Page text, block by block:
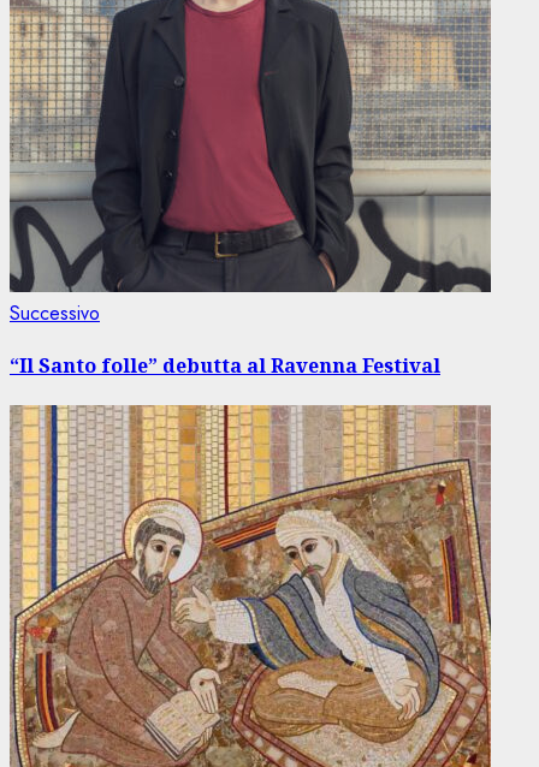
Successivo
“Il Santo folle” debutta al Ravenna Festival